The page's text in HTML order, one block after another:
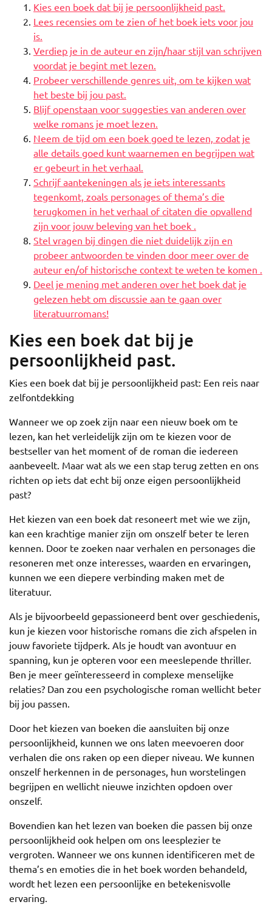
Kies een boek dat bij je persoonlijkheid past.
Lees recensies om te zien of het boek iets voor jou
is.
Verdiep je in de auteur en zijn/haar stijl van schrijven
voordat je begint met lezen.
Probeer verschillende genres uit, om te kijken wat
het beste bij jou past.
Blijf openstaan voor suggesties van anderen over
welke romans je moet lezen.
Neem de tijd om een boek goed te lezen, zodat je
alle details goed kunt waarnemen en begrijpen wat
er gebeurt in het verhaal.
Schrijf aantekeningen als je iets interessants
tegenkomt, zoals personages of thema’s die
terugkomen in het verhaal of citaten die opvallend
zijn voor jouw beleving van het boek .
Stel vragen bij dingen die niet duidelijk zijn en
probeer antwoorden te vinden door meer over de
auteur en/of historische context te weten te komen .
Deel je mening met anderen over het boek dat je
gelezen hebt om discussie aan te gaan over
literatuurromans!
Kies een boek dat bij je
persoonlijkheid past.
Kies een boek dat bij je persoonlijkheid past: Een reis naar
zelfontdekking
Wanneer we op zoek zijn naar een nieuw boek om te
lezen, kan het verleidelijk zijn om te kiezen voor de
bestseller van het moment of de roman die iedereen
aanbeveelt. Maar wat als we een stap terug zetten en ons
richten op iets dat echt bij onze eigen persoonlijkheid
past?
Het kiezen van een boek dat resoneert met wie we zijn,
kan een krachtige manier zijn om onszelf beter te leren
kennen. Door te zoeken naar verhalen en personages die
resoneren met onze interesses, waarden en ervaringen,
kunnen we een diepere verbinding maken met de
literatuur.
Als je bijvoorbeeld gepassioneerd bent over geschiedenis,
kun je kiezen voor historische romans die zich afspelen in
jouw favoriete tijdperk. Als je houdt van avontuur en
spanning, kun je opteren voor een meeslepende thriller.
Ben je meer geïnteresseerd in complexe menselijke
relaties? Dan zou een psychologische roman wellicht beter
bij jou passen.
Door het kiezen van boeken die aansluiten bij onze
persoonlijkheid, kunnen we ons laten meevoeren door
verhalen die ons raken op een dieper niveau. We kunnen
onszelf herkennen in de personages, hun worstelingen
begrijpen en wellicht nieuwe inzichten opdoen over
onszelf.
Bovendien kan het lezen van boeken die passen bij onze
persoonlijkheid ook helpen om ons leesplezier te
vergroten. Wanneer we ons kunnen identificeren met de
thema’s en emoties die in het boek worden behandeld,
wordt het lezen een persoonlijke en betekenisvolle
ervaring.